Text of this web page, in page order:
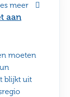
aan
moeten
blijkt uit
meer